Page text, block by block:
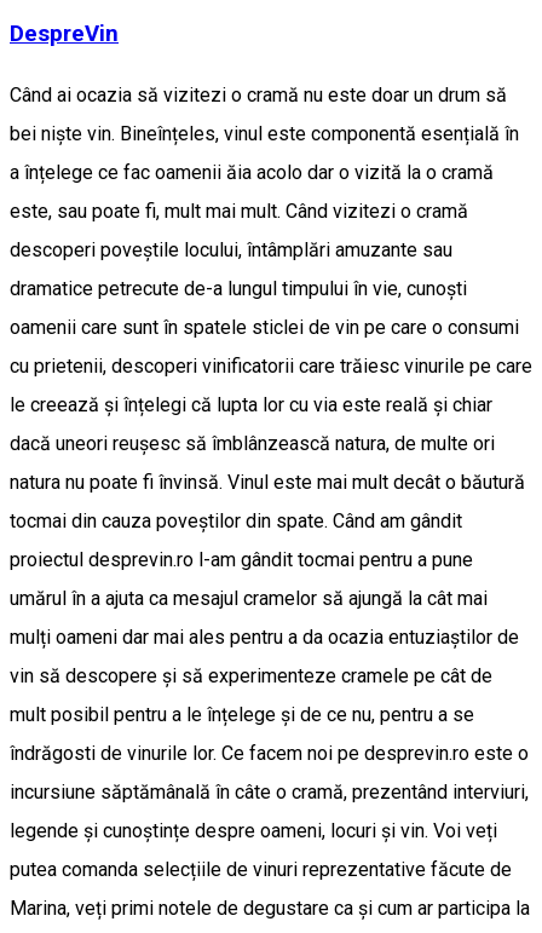
DespreVin
Când ai ocazia să vizitezi o cramă nu este doar un drum să
bei niște vin. Bineînțeles, vinul este componentă esențială în
a înțelege ce fac oamenii ăia acolo dar o vizită la o cramă
este, sau poate fi, mult mai mult. Când vizitezi o cramă
descoperi poveștile locului, întâmplări amuzante sau
dramatice petrecute de-a lungul timpului în vie, cunoști
oamenii care sunt în spatele sticlei de vin pe care o consumi
cu prietenii, descoperi vinificatorii care trăiesc vinurile pe care
le creează și înțelegi că lupta lor cu via este reală și chiar
dacă uneori reușesc să îmblânzească natura, de multe ori
natura nu poate fi învinsă. Vinul este mai mult decât o băutură
tocmai din cauza poveștilor din spate. Când am gândit
proiectul desprevin.ro l-am gândit tocmai pentru a pune
umărul în a ajuta ca mesajul cramelor să ajungă la cât mai
mulți oameni dar mai ales pentru a da ocazia entuziaștilor de
vin să descopere și să experimenteze cramele pe cât de
mult posibil pentru a le înțelege și de ce nu, pentru a se
îndrăgosti de vinurile lor. Ce facem noi pe desprevin.ro este o
incursiune săptămânală în câte o cramă, prezentând interviuri,
legende și cunoștințe despre oameni, locuri și vin. Voi veți
putea comanda selecțiile de vinuri reprezentative făcute de
Marina, veți primi notele de degustare ca și cum ar participa la